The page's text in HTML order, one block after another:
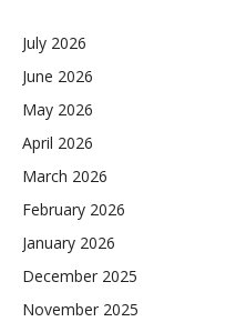
July 2026
June 2026
May 2026
April 2026
March 2026
February 2026
January 2026
December 2025
November 2025